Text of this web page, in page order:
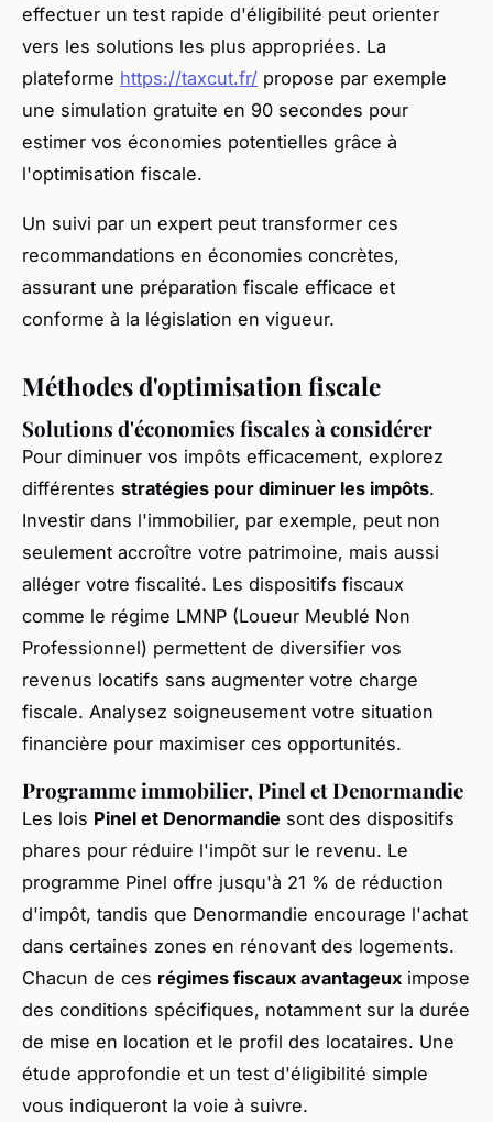
effectuer un test rapide d'éligibilité peut orienter
vers les solutions les plus appropriées. La
plateforme https://taxcut.fr/ propose par exemple
une simulation gratuite en 90 secondes pour
estimer vos économies potentielles grâce à
l'optimisation fiscale.
Un suivi par un expert peut transformer ces
recommandations en économies concrètes,
assurant une préparation fiscale efficace et
conforme à la législation en vigueur.
Méthodes d'optimisation fiscale
Solutions d'économies fiscales à considérer
Pour diminuer vos impôts efficacement, explorez
différentes stratégies pour diminuer les impôts.
Investir dans l'immobilier, par exemple, peut non
seulement accroître votre patrimoine, mais aussi
alléger votre fiscalité. Les dispositifs fiscaux
comme le régime LMNP (Loueur Meublé Non
Professionnel) permettent de diversifier vos
revenus locatifs sans augmenter votre charge
fiscale. Analysez soigneusement votre situation
financière pour maximiser ces opportunités.
Programme immobilier, Pinel et Denormandie
Les lois Pinel et Denormandie sont des dispositifs
phares pour réduire l'impôt sur le revenu. Le
programme Pinel offre jusqu'à 21 % de réduction
d'impôt, tandis que Denormandie encourage l'achat
dans certaines zones en rénovant des logements.
Chacun de ces régimes fiscaux avantageux impose
des conditions spécifiques, notamment sur la durée
de mise en location et le profil des locataires. Une
étude approfondie et un test d'éligibilité simple
vous indiqueront la voie à suivre.